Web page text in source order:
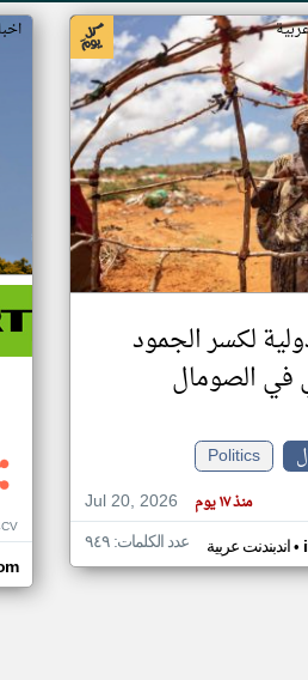
لكسر الجمود
في الصومال
Politics
Jul 20, 2026
منذ ١٧ يوم
اندبندنت عربية• عدد الكلمات: ٩٤٩